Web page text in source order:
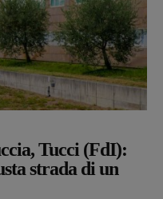
Tucci (FdI):
strada di un